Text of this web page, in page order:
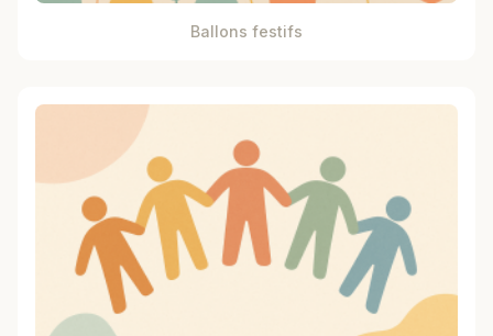
Ballons festifs